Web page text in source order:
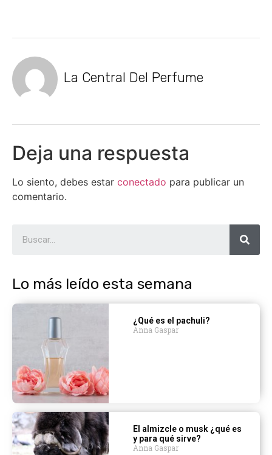
La Central Del Perfume
Deja una respuesta
Lo siento, debes estar conectado para publicar un
comentario.
Lo más leído esta semana
¿Qué es el pachuli?
Anna Gaspar
El almizcle o musk ¿qué es
y para qué sirve?
Anna Gaspar